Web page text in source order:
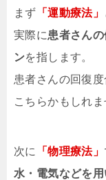
まず 「運動療法」
実際に患者さん
ンを指します。
患者さんの回復
こちらかもしれま
次に 「物理療法」
水・電気などを